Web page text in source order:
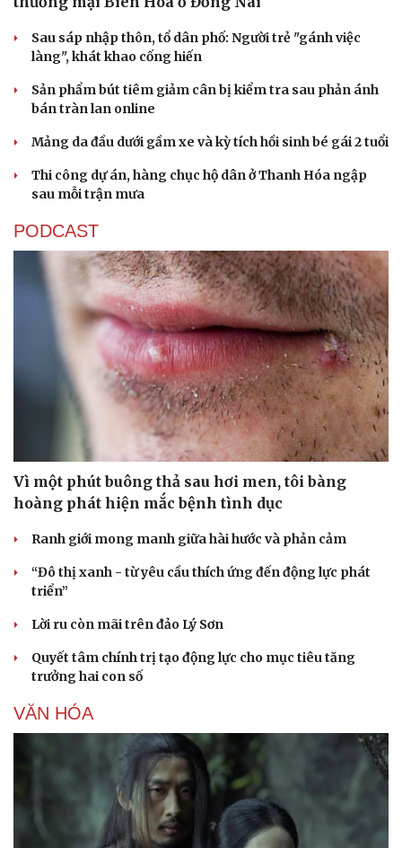
Sức khỏe
Dinh dưỡng - món ngon
Nam khoa
Làm đẹp - giảm cân
Phòng mạch online
Đời sống
Nhà đẹp
Blog
Tình yêu - Gia đình
Sau sáp nhập thôn, tổ dân phố: Người trẻ "gánh việc
làng", khát khao cống hiến
Sản phẩm bút tiêm giảm cân bị kiểm tra sau phản ánh
bán tràn lan online
Mảng da đầu dưới gầm xe và kỳ tích hồi sinh bé gái 2 tuổi
Thi công dự án, hàng chục hộ dân ở Thanh Hóa ngập
sau mỗi trận mưa
PODCAST
Vì một phút buông thả sau hơi men, tôi bàng
hoàng phát hiện mắc bệnh tình dục
Ranh giới mong manh giữa hài hước và phản cảm
“Đô thị xanh - từ yêu cầu thích ứng đến động lực phát
triển”
Lời ru còn mãi trên đảo Lý Sơn
Quyết tâm chính trị tạo động lực cho mục tiêu tăng
trưởng hai con số
VĂN HÓA